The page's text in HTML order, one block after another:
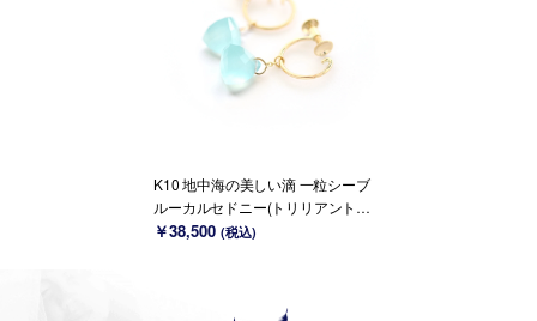
K10 地中海の美しい滴 一粒シーブ
ルーカルセドニー(トリリアントカ
ット)イヤリング~ESPOIR~
￥38,500(税込)